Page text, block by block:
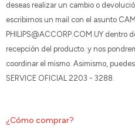
deseas realizar un cambio o
escribirnos un mail con el asunto
PHILIPS@ACCORP.COM.UY dentro
recepción del producto. y nos
coordinar el mismo. Asimismo,
SERVICE OFICIAL 2203 - 3288.
¿Cómo comprar?